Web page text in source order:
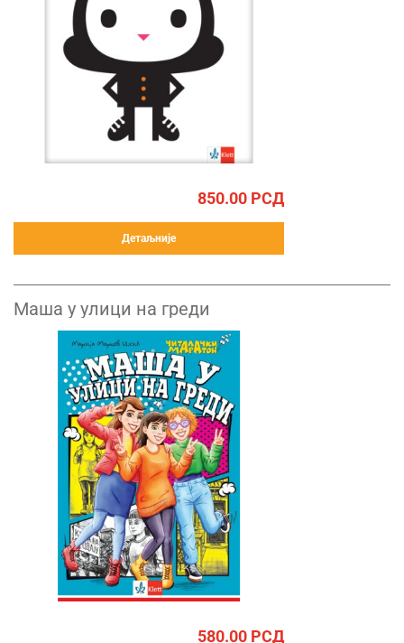
850.00 РСД
Детаљније
Маша у улици на греди
580.00 РСД